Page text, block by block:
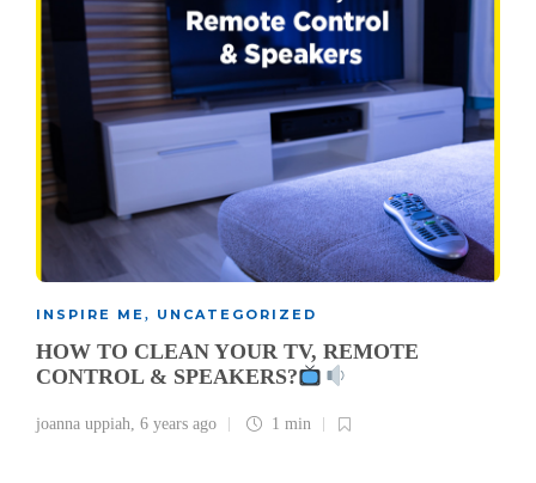
INSPIRE ME, UNCATEGORIZED
HOW TO CLEAN YOUR TV, REMOTE
CONTROL & SPEAKERS?
joanna uppiah, 6 years ago 1 min